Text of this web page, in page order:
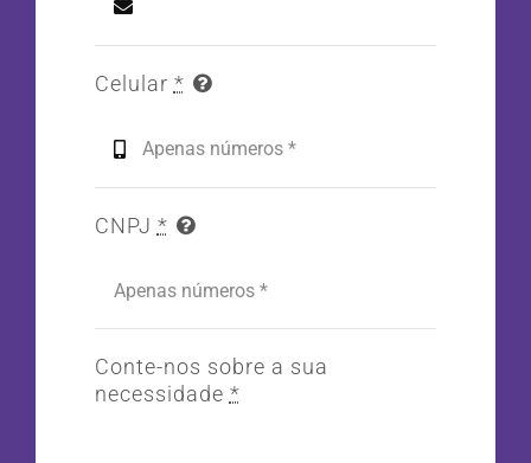
Celular *
CNPJ *
Conte-nos sobre a sua
necessidade *